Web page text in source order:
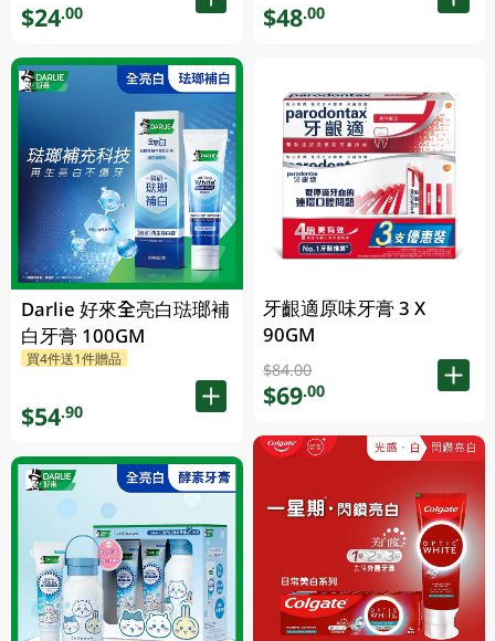
$24.00
Darlie 好來全亮白琺瑯補
白牙膏 100GM
買4件送1件贈品
$54.90
$48.00
牙齦適原味牙膏 3 X
90GM
$84.00
$69.00